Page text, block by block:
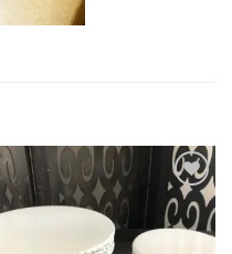
Add to
wishlist